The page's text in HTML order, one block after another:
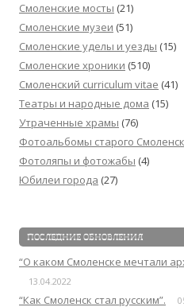
Смоленские мосты (21)
Смоленские музеи (51)
Смоленские уделы и уезды (15)
Смоленские хроники (510)
Смоленский сurriculum vitae (41)
Театры и народные дома (15)
Утраченные храмы (76)
Фотоальбомы старого
Фотоляпы и фотожабы (4)
Юбилеи города (27)
ПОСЛЕДНИЕ ОБНОВЛЕНИЯ
“О каком Смоленске мечтали
13.04.2022
“Как Смоленск стал русским”.